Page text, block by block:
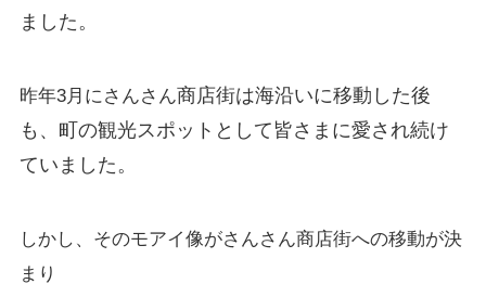
ました。
昨年3月にさんさん商店街は海沿いに移動した後
も、町の観光スポットとして皆さまに愛され続け
ていました。
しかし、そのモアイ像がさんさん商店街への移動が決
まり